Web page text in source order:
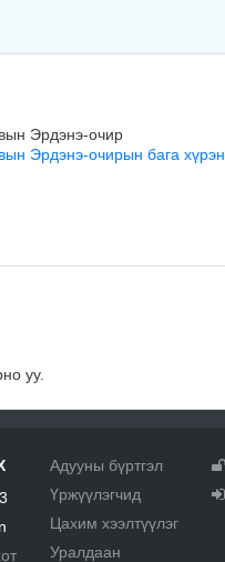
Эрдэнэ-очир
Эрдэнэ-очирын бага хүрэн
уу.
Адууны бүртгэл
Үржүүлэгчид
Цахим хээлтүүлэг
Уралдаан